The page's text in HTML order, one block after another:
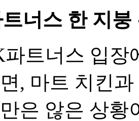
너스 한 지붕
트너스 입장
, 마트 치킨
은 않은 상황